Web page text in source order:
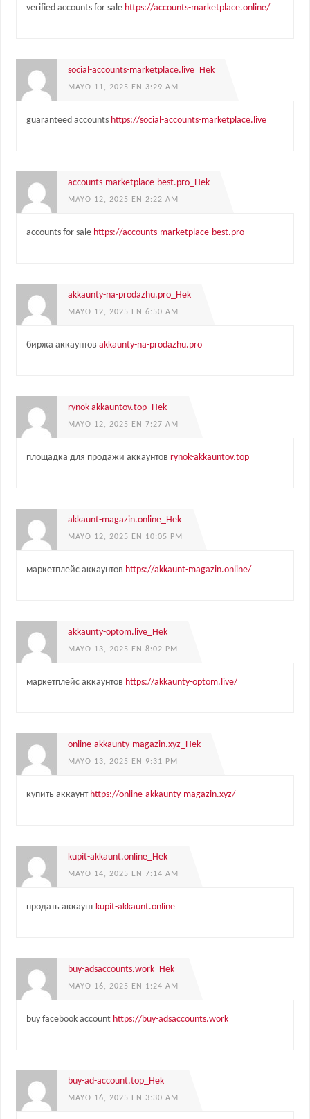
verified accounts for sale https://accounts-marketplace.online/
social-accounts-marketplace.live_Hek
MAYO 11, 2025 EN 3:29 AM
guaranteed accounts https://social-accounts-marketplace.live
accounts-marketplace-best.pro_Hek
MAYO 12, 2025 EN 2:22 AM
accounts for sale https://accounts-marketplace-best.pro
akkaunty-na-prodazhu.pro_Hek
MAYO 12, 2025 EN 6:50 AM
биржа аккаунтов akkaunty-na-prodazhu.pro
rynok-akkauntov.top_Hek
MAYO 12, 2025 EN 7:27 AM
площадка для продажи аккаунтов rynok-akkauntov.top
akkaunt-magazin.online_Hek
MAYO 12, 2025 EN 10:05 PM
маркетплейс аккаунтов https://akkaunt-magazin.online/
akkaunty-optom.live_Hek
MAYO 13, 2025 EN 8:02 PM
маркетплейс аккаунтов https://akkaunty-optom.live/
online-akkaunty-magazin.xyz_Hek
MAYO 13, 2025 EN 9:31 PM
купить аккаунт https://online-akkaunty-magazin.xyz/
kupit-akkaunt.online_Hek
MAYO 14, 2025 EN 7:14 AM
продать аккаунт kupit-akkaunt.online
buy-adsaccounts.work_Hek
MAYO 16, 2025 EN 1:24 AM
buy facebook account https://buy-adsaccounts.work
buy-ad-account.top_Hek
MAYO 16, 2025 EN 3:30 AM